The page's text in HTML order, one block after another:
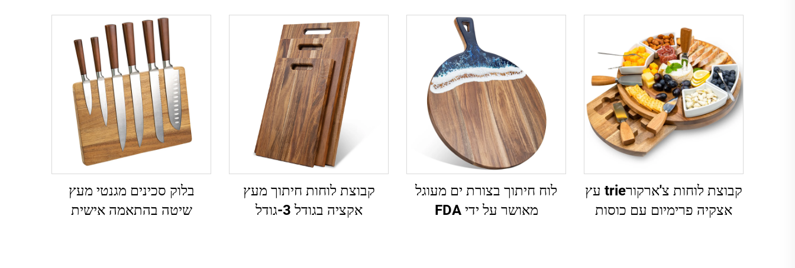
קבוצת לוחות צ'ארקורtrie עץ
אצקיה פרימיום עם כוסות
לוח חיתוך בצורת ים מעוגל
מאושר על ידי FDA
קבוצת לוחות חיתוך מעץ
אקציה בגודל 3-גודל
בלוק סכינים מגנטי מעץ
שיטה בהתאמה אישית